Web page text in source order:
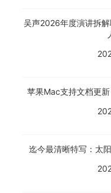
吴声2026年度演讲拆
苹果Mac支持文档更
迄今最清晰特写：太